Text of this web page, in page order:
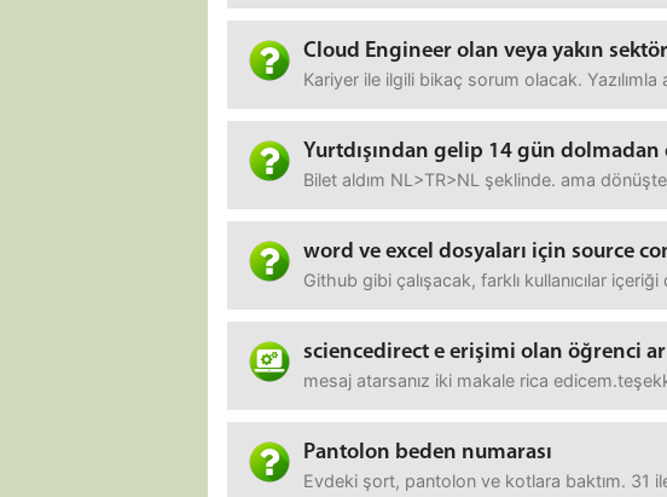
Cloud Engineer olan veya yakın
Kariyer ile ilgili bikaç sorum olacak.
Yurtdışından gelip 14 gün
Bilet aldım NL>TR>NL şeklinde. ama
word ve excel dosyaları için source
Github gibi çalışacak, farklı kullanıcılar
sciencedirect e erişimi olan öğrenci
mesaj atarsanız iki makale rica
Pantolon beden numarası
Evdeki şort, pantolon ve kotlara baktım. 31